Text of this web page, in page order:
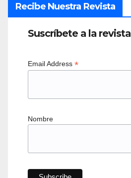
Recibe Nuestra Revista
Suscríbete a la revista
Email Address *
Nombre